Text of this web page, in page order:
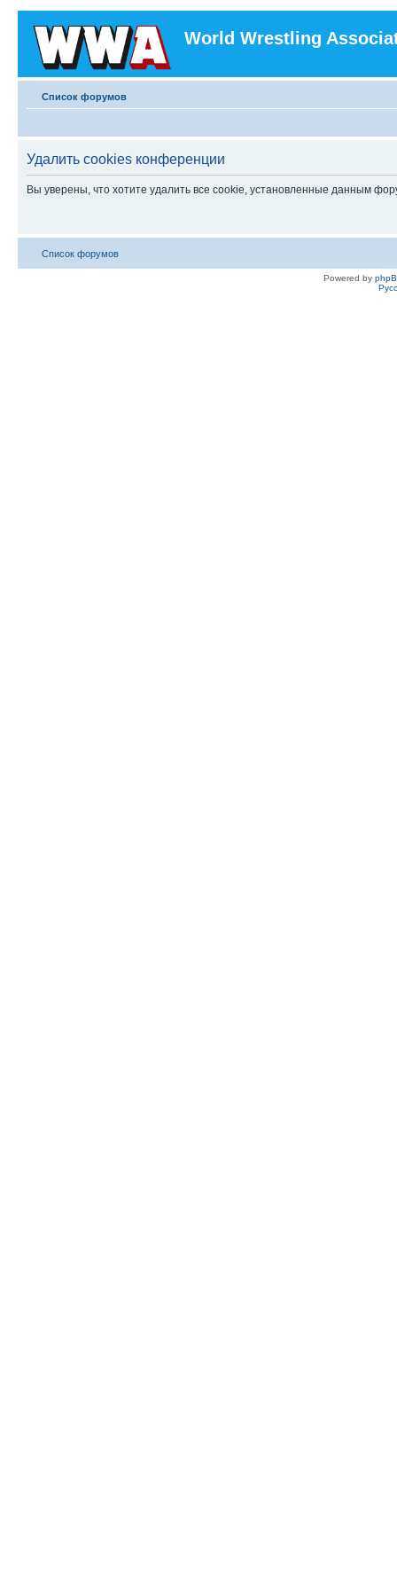
World Wrestling
Список форумов
Удалить cookies конференции
Вы уверены, что хотите удалить все cookie, установленные данным
Список форумов
Powered by